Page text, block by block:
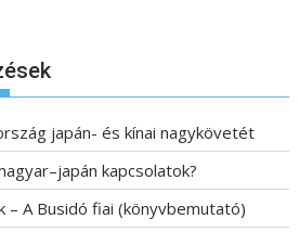
japán- és kínai nagykövetét
kapcsolatok?
– A Busidó fiai (könyvbemutató)